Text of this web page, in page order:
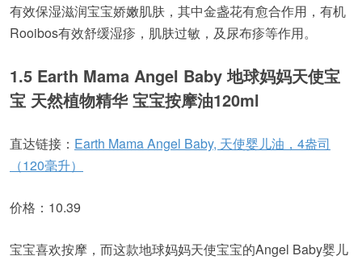
有效保湿滋润宝宝娇嫩肌肤，其中金盏花有愈合作用，有机
Rooibos有效舒缓湿疹，肌肤过敏，及尿布疹等作用。
1.5 Earth Mama Angel Baby 地球妈妈天使宝
宝 天然植物精华 宝宝按摩油120ml
直达链接： Earth Mama Angel Baby, 天使婴儿油，4盎司
（120毫升）
价格：10.39
宝宝喜欢按摩，而这款地球妈妈天使宝宝的Angel Baby婴儿